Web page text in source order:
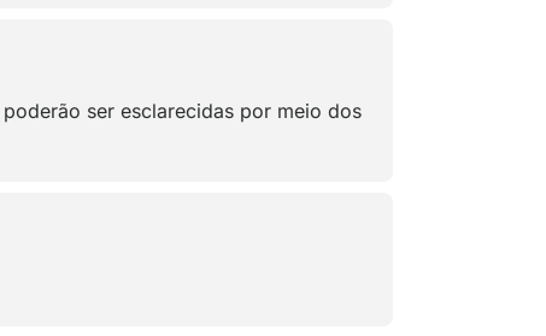
ser esclarecidas por meio dos